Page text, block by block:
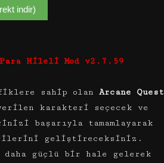
indir)
Hileli Mod v2.7.59
sahip olan Arcane Quest
karakteri seçecek ve
başarıyla tamamlayarak
geliştireceksiniz.
güçlü bir hale gelerek